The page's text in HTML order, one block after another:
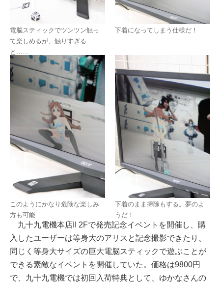
電脳スティックでツンツン触っ
て楽しめるが、触りすぎる
と……
下着になってしまう仕様だ！
このようにかなり危険な楽しみ
方も可能
下着のまま掃除もする。夢のよ
うだ！
九十九電機本店II 2Fで発売記念イベントを開催し、購
入したユーザーは等身大のアリスと記念撮影できたり、
同じく等身大サイズの巨大電脳スティックで遊ぶことが
できる素敵なイベントを開催していた。価格は9800円
で、九十九電機では初回入荷特典として、ゆかなさんの